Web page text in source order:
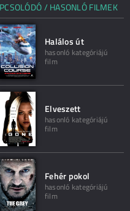
/ HASONLÓ FILMEK
Halálos út
hasonló kategóriájú
film
Elveszett
hasonló kategóriájú
film
Fehér pokol
hasonló kategóriájú
film